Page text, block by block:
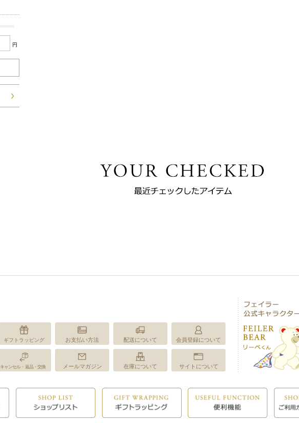
円
ギフトラッピング お支払い方法 配送について 会員登録について
キャンセル・返品・交換 メールマガジン 在庫について サイトについて